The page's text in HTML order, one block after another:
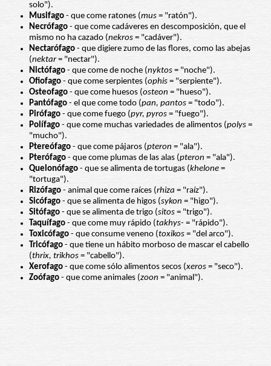
solo").
Musifago - que come ratones (mus = "ratón").
Necrófago - que come cadáveres en descomposición, que el
mismo no ha cazado (nekros = "cadáver").
Nectarófago - que digiere zumo de las flores, como las abejas
(nektar= "nectar").
Nictófago - que come de noche (nyktos = "noche").
Ofiofago - que come serpientes (ophis = "serpiente").
Osteofago - que come huesos (osteon = "hueso").
Pantófago - el que come todo (pan, pantos = "todo").
Pirófago - que come fuego (pyr, pyros = "fuego").
Polífago - que come muchas variedades de alimentos (polys =
"mucho").
Ptereófago - que come pájaros (pteron = "ala").
Pterófago - que come plumas de las alas (pteron = "ala").
Quelonófago - que se alimenta de tortugas (khelone =
"tortuga").
Rizófago - animal que come raíces (rhiza = "raíz").
Sicófago - que se alimenta de higos (sykon = "higo").
Sitófago - que se alimenta de trigo (sitos = "trigo").
Taquífago - que come muy rápido (takhys- = "rápido").
Toxicófago - que consume veneno (toxikos = "del arco").
Tricófago - que tiene un hábito morboso de mascar el cabello
(thrix, trikhos = "cabello").
Xerofago - que come sólo alimentos secos (xeros = "seco").
Zoófago - que come animales (zoon = "animal").